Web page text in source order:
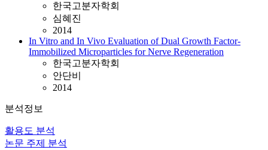
한국고분자학회
심혜진
2014
In Vitro and In Vivo Evaluation of Dual Growth Factor-
Immobilized Microparticles for Nerve Regeneration
한국고분자학회
안단비
2014
분석정보
활용도 분석
논문 주제 분석